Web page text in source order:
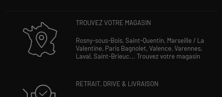
TROUVEZ VOTRE MAGASIN
Rosny-sous-Bois, Saint-Quentin, Marseille / La
Valentine, Paris Bagnolet, Valence, Varennes,
Laval, Saint-Brieuc... Trouvez votre magasin
RETRAIT, DRIVE & LIVRAISON